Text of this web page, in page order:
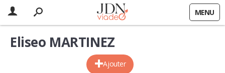
MENU
Ajouter
Eliseo MARTINEZ